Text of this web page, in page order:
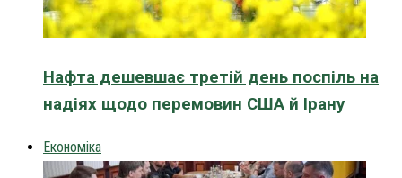
Нафта дешевшає третій день поспіль на
надіях щодо перемовин США й Ірану
Економіка